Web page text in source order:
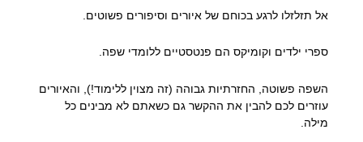
אל תזלזלו לרגע בכוחם של איורים וסיפורים פשוטים.
ספרי ילדים וקומיקס הם פנטסטיים ללומדי שפה.
השפה פשוטה, החזרתיות גבוהה (זה מצוין ללימוד!), והאיורים
עוזרים לכם להבין את ההקשר גם כשאתם לא מבינים כל
מילה.